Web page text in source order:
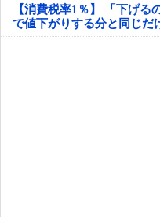
【消費税率1％】 「下げ
で値下がりする分と同じだ
えない店も